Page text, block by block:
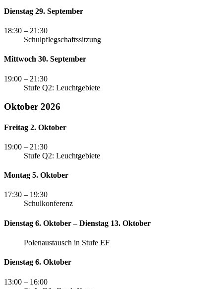
Dienstag 29. September
18:30 – 21:30
Schulpflegschaftssitzung
Mittwoch 30. September
19:00 – 21:30
Stufe Q2: Leuchtgebiete
Oktober 2026
Freitag 2. Oktober
19:00 – 21:30
Stufe Q2: Leuchtgebiete
Montag 5. Oktober
17:30 – 19:30
Schulkonferenz
Dienstag 6. Oktober – Dienstag 13. Oktober
Polenaustausch in Stufe EF
Dienstag 6. Oktober
13:00 – 16:00